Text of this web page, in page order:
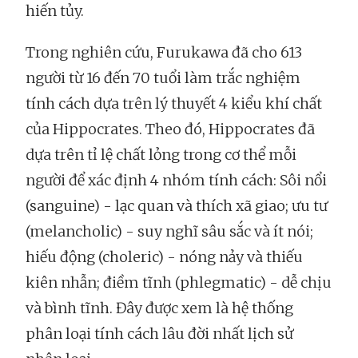
hiến tủy.
Trong nghiên cứu, Furukawa đã cho 613
người từ 16 đến 70 tuổi làm trắc nghiệm
tính cách dựa trên lý thuyết 4 kiểu khí chất
của Hippocrates. Theo đó, Hippocrates đã
dựa trên tỉ lệ chất lỏng trong cơ thể mỗi
người để xác định 4 nhóm tính cách: Sôi nổi
(sanguine) - lạc quan và thích xã giao; ưu tư
(melancholic) - suy nghĩ sâu sắc và ít nói;
hiếu động (choleric) - nóng nảy và thiếu
kiên nhẫn; điềm tĩnh (phlegmatic) - dễ chịu
và bình tĩnh. Đây được xem là hệ thống
phân loại tính cách lâu đời nhất lịch sử